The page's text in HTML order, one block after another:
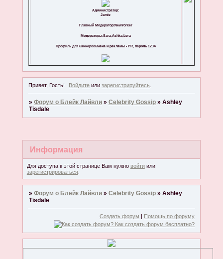
Администратор:
Jamie
Главный Модератор:NewYorker
Модераторы:Sara,Ashka,Lera
Профиль для баннерообмена и рекламы - PR, пароль 1234
Привет, Гость! Войдите илизарегистрируйтесь
» Форум о Блейк Лайвли » Celebrity Gossip » Ashley
Tisdale
Информация
Для доступа к этой странице Вам нужно войтиили
зарегистрироваться.
» Форум о Блейк Лайвли » Celebrity Gossip » Ashley
Tisdale
Создать форум | Помощь по форуму